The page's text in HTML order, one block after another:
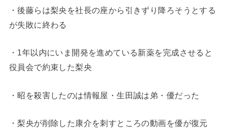
・後藤らは梨央を社長の座から引きずり降ろそうとする
が失敗に終わる
・1年以内にいま開発を進めている新薬を完成させると
役員会で約束した梨央
・昭を殺害したのは情報屋・生田誠は弟・優だった
・梨央が削除した康介を刺すところの動画を優が復元